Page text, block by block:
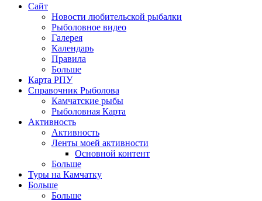
Сайт
Новости любительской рыбалки
Рыболовное видео
Галерея
Календарь
Правила
Больше
Карта РПУ
Справочник Рыболова
Камчатские рыбы
Рыболовная Карта
Активность
Активность
Ленты моей активности
Основной контент
Больше
Туры на Камчатку
Больше
Больше